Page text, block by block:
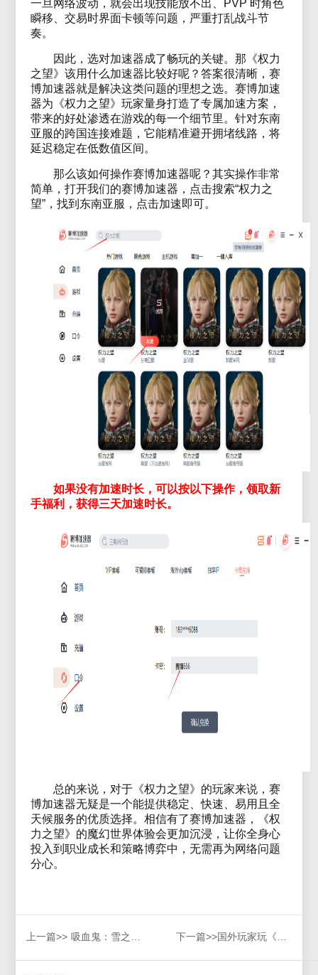
一旦网络波动，就会出现技能放不出、PVP 时角色
瞬移、交易时界面卡顿等问题，严重打乱战斗节
奏。
因此，选对加速器成了畅玩的关键。那《权力
之望》该用什么加速器比较好呢？答案很清晰，赛
博加速器就是解决这类问题的理想之选。 赛博加速
器为《权力之望》玩家量身打造了专属加速方案，
带来的好处渗透在游戏的每一个细节里。 针对东南
亚服的跨国连接难题，它能精准避开拥堵线路，将
延迟稳定在低数值区间。
那么该如何操作赛博加速器呢？其实操作非常
简单，打开我们的赛博加速器，点击搜索“权力之
望”，找到东南亚服，点击加速即可。
如果没有加速时长，可以按以下操作，领取新
手福利，获得三天加速时长。
总的来说，对于《权力之望》的玩家来说，赛
博加速器无疑是一个能提供稳定、快速、易用且全
天候服务的优质选择。相信有了赛博加速器，《权
力之望》的魔幻世界体验会更加沉浸，让你全身心
投入到职业成长和策略博弈中，无需再为网络问题
分心。
上一篇>> 吸血鬼：雪之继承者IP受限，帐号保护,报错解决方法 下一篇>>国外玩家玩《灵魂面甲》国服无法登录，总掉线用什么加速器好？